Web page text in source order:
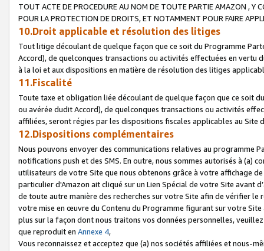
TOUT ACTE DE PROCEDURE AU NOM DE TOUTE PARTIE AMAZON , Y
POUR LA PROTECTION DE DROITS, ET NOTAMMENT POUR FAIRE
10.Droit applicable et résolution des litiges
Tout litige découlant de quelque façon que ce soit du Programme
Accord), de quelconques transactions ou activités effectuées en vertu
à la loi et aux dispositions en matière de résolution des litiges
11.Fiscalité
Toute taxe et obligation liée découlant de quelque façon que ce soit
ou avérée dudit Accord), de quelconques transactions ou activités
affiliées, seront régies par les dispositions fiscales applicables au Site
12.Dispositions complémentaires
Nous pouvons envoyer des communications relatives au programme
notifications push et des SMS. En outre, nous sommes autorisés à
utilisateurs de votre Site que nous obtenons grâce à votre affichage
particulier d'Amazon ait cliqué sur un Lien Spécial de votre Site avant
de toute autre manière des recherches sur votre Site afin de vérifier
votre mise en œuvre du Contenu du Programme figurant sur votre
plus sur la façon dont nous traitons vos données personnelles,
que reproduit en Annexe 4,
Vous reconnaissez et acceptez que (a) nos sociétés affiliées et nous-